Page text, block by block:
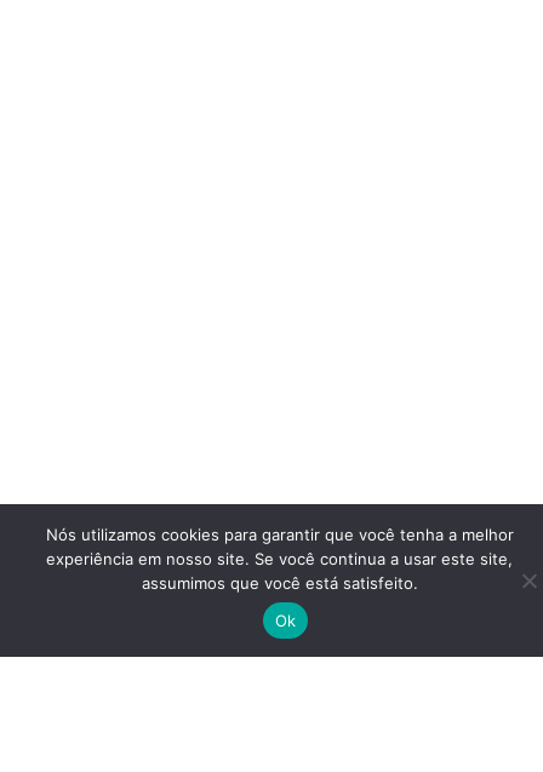
Nós utilizamos cookies para garantir que você tenha a melhor
experiência em nosso site. Se você continua a usar este site,
assumimos que você está satisfeito.
Ok